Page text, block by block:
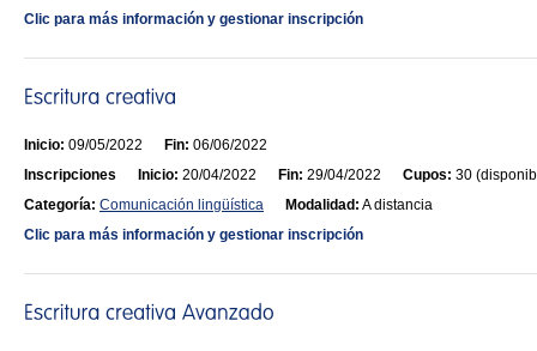
Clic para más información y gestionar inscripción
Inicio: 09/05/2022 Fin: 06/06/2022
Inscripciones
Inicio: 20/04/2022 Fin: 29/04/2022 Cupos: 30
Categoría: Comunicación lingüística Modalidad: A distancia
Clic para más información y gestionar inscripción